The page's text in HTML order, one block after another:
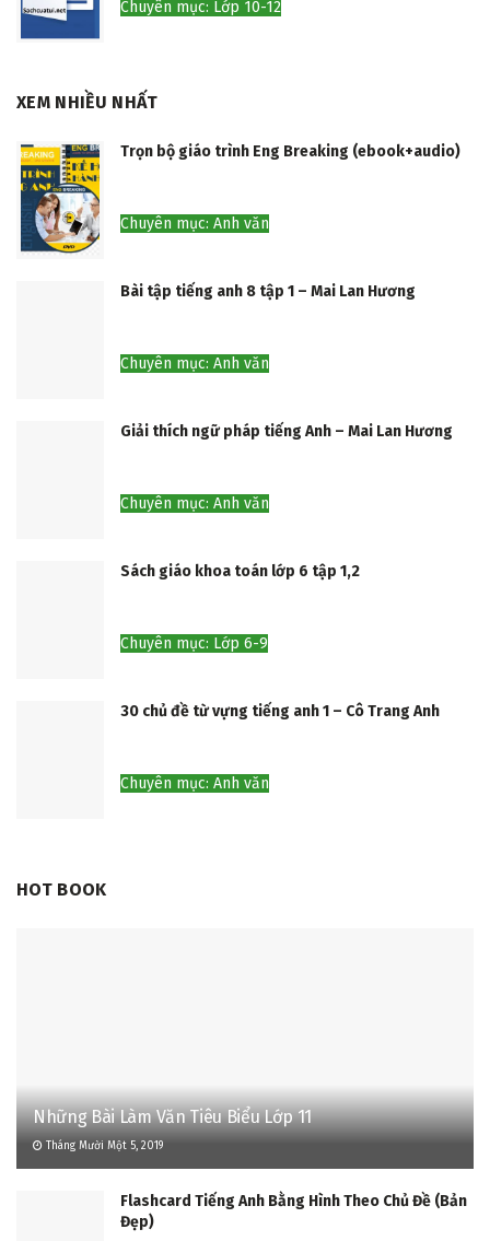
Chuyên mục: Lớp 10-12
XEM NHIỀU NHẤT
Trọn bộ giáo trình Eng Breaking (ebook+audio)
Chuyên mục: Anh văn
Bài tập tiếng anh 8 tập 1 – Mai Lan Hương
Chuyên mục: Anh văn
Giải thích ngữ pháp tiếng Anh – Mai Lan Hương
Chuyên mục: Anh văn
Sách giáo khoa toán lớp 6 tập 1,2
Chuyên mục: Lớp 6-9
30 chủ đề từ vựng tiếng anh 1 – Cô Trang Anh
Chuyên mục: Anh văn
HOT BOOK
Những Bài Làm Văn Tiêu Biểu Lớp 11
Tháng Mười Một 5, 2019
Flashcard Tiếng Anh Bằng Hình Theo Chủ Đề (Bản
Đẹp)